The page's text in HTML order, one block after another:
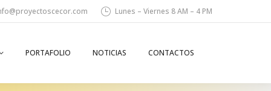
Lunes – Viernes 8 AM – 4 PM
PORTAFOLIO NOTICIAS CONTACTOS